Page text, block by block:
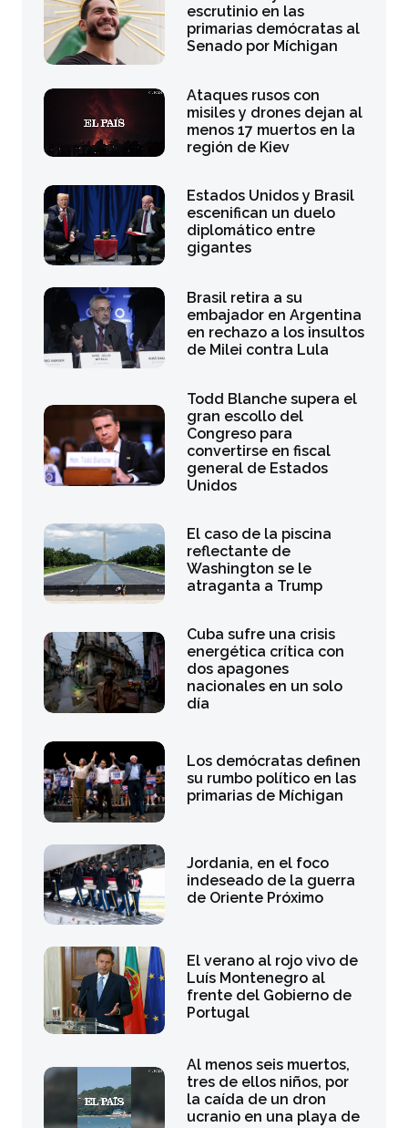
escrutinio en las
primarias demócratas al
Senado por Míchigan
Ataques rusos con
misiles y drones dejan al
menos 17 muertos en la
región de Kiev
Estados Unidos y Brasil
escenifican un duelo
diplomático entre
gigantes
Brasil retira a su
embajador en Argentina
en rechazo a los insultos
de Milei contra Lula
Todd Blanche supera el
gran escollo del
Congreso para
convertirse en fiscal
general de Estados
Unidos
El caso de la piscina
reflectante de
Washington se le
atraganta a Trump
Cuba sufre una crisis
energética crítica con
dos apagones
nacionales en un solo
día
Los demócratas definen
su rumbo político en las
primarias de Míchigan
Jordania, en el foco
indeseado de la guerra
de Oriente Próximo
El verano al rojo vivo de
Luís Montenegro al
frente del Gobierno de
Portugal
Al menos seis muertos,
tres de ellos niños, por
la caída de un dron
ucranio en una playa de